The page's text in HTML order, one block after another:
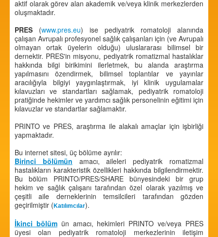
aktif olarak görev alan akademik ve/veya klinik merkezlerden
oluşmaktadır.
PRES (www.pres.eu) ise pediyatrik romatoloji alanında
çalışan Avrupalı profesyonel sağlık çalışanları için (ve Avrupalı
olmayan ortak üyelerin olduğu) uluslararası bilimsel bir
dernektir. PRES'in misyonu, pediyatrik romatizmal hastalıklar
hakkında bilgi birikimini ilerletmek, bu alanda araştırma
yapılmasını özendirmek, bilimsel toplantılar ve yayınlar
aracılığıyla bilgiyi yaygınlaştırmak, iyi klinik uygulamalar
kılavuzları ve standartları sağlamak, pediyatrik romatoloji
pratiğinde hekimler ve yardımcı sağlık personelinin eğitimi için
kılavuzlar ve standartlar sağlamaktır.
PRINTO ve PRES, araştırma ile alakalı amaçlar için işbirliği
yapmaktadır.
Bu internet sitesi, üç bölüme ayrılır:
Birinci bölümün amacı, aileleri pediyatrik romatizmal
hastalıkların karakteristik özellikleri hakkında bilgilendirmektir.
Bu bölüm PRINTO/PRES/SHARE bünyesindeki bir grup
hekim ve sağlık çalışanı tarafından özel olarak yazılmış ve
çeşitli aile derneklerinin temsilcileri tarafından gözden
geçirilmiştir ( Katılımcılar).
İkinci bölümün amacı, hekimleri PRINTO ve/veya PRES
üyesi olan pediyatrik romatoloji merkezlerinin iletişim